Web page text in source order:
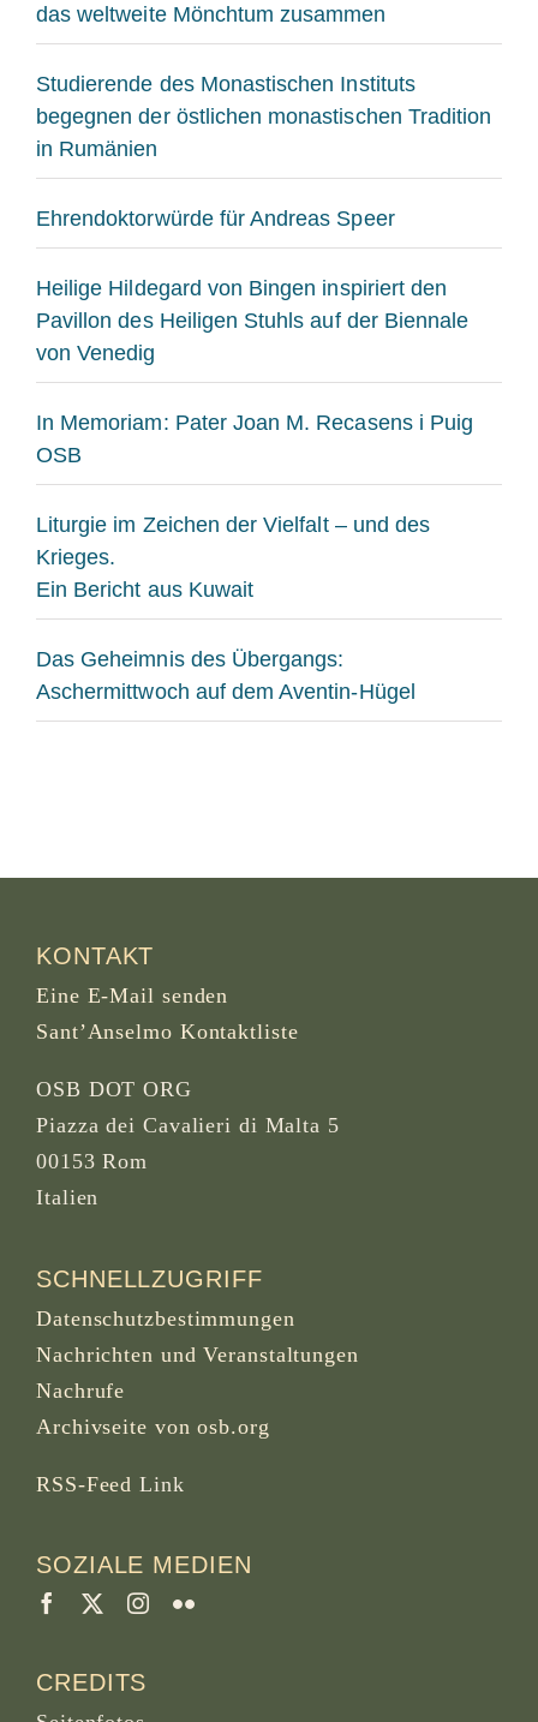
das weltweite Mönchtum zusammen
Studierende des Monastischen Instituts
begegnen der östlichen monastischen Tradition
in Rumänien
Ehrendoktorwürde für Andreas Speer
Heilige Hildegard von Bingen inspiriert den
Pavillon des Heiligen Stuhls auf der Biennale
von Venedig
In Memoriam: Pater Joan M. Recasens i Puig
OSB
Liturgie im Zeichen der Vielfalt – und des
Krieges.
Ein Bericht aus Kuwait
Das Geheimnis des Übergangs:
Aschermittwoch auf dem Aventin-Hügel
KONTAKT
Eine E-Mail senden
Sant’Anselmo Kontaktliste
OSB DOT ORG
Piazza dei Cavalieri di Malta 5
00153 Rom
Italien
SCHNELLZUGRIFF
Datenschutzbestimmungen
Nachrichten und Veranstaltungen
Nachrufe
Archivseite von osb.org
RSS-Feed Link
SOZIALE MEDIEN
CREDITS